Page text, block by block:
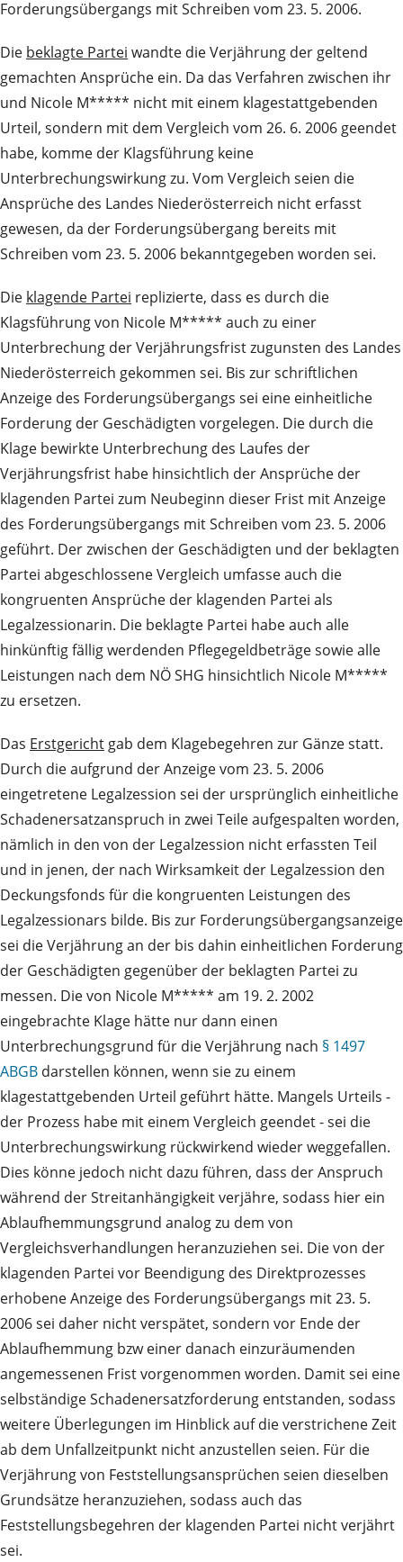
Forderungsübergangs mit Schreiben vom 23. 5. 2006.
Die beklagte Partei wandte die Verjährung der geltend
gemachten Ansprüche ein. Da das Verfahren zwischen ihr
und Nicole M***** nicht mit einem klagestattgebenden
Urteil, sondern mit dem Vergleich vom 26. 6. 2006 geendet
habe, komme der Klagsführung keine
Unterbrechungswirkung zu. Vom Vergleich seien die
Ansprüche des Landes Niederösterreich nicht erfasst
gewesen, da der Forderungsübergang bereits mit
Schreiben vom 23. 5. 2006 bekanntgegeben worden sei.
Die klagende Partei replizierte, dass es durch die
Klagsführung von Nicole M***** auch zu einer
Unterbrechung der Verjährungsfrist zugunsten des Landes
Niederösterreich gekommen sei. Bis zur schriftlichen
Anzeige des Forderungsübergangs sei eine einheitliche
Forderung der Geschädigten vorgelegen. Die durch die
Klage bewirkte Unterbrechung des Laufes der
Verjährungsfrist habe hinsichtlich der Ansprüche der
klagenden Partei zum Neubeginn dieser Frist mit Anzeige
des Forderungsübergangs mit Schreiben vom 23. 5. 2006
geführt. Der zwischen der Geschädigten und der beklagten
Partei abgeschlossene Vergleich umfasse auch die
kongruenten Ansprüche der klagenden Partei als
Legalzessionarin. Die beklagte Partei habe auch alle
hinkünftig fällig werdenden Pflegegeldbeträge sowie alle
Leistungen nach dem NÖ SHG hinsichtlich Nicole M*****
zu ersetzen.
Das Erstgericht gab dem Klagebegehren zur Gänze statt.
Durch die aufgrund der Anzeige vom 23. 5. 2006
eingetretene Legalzession sei der ursprünglich einheitliche
Schadenersatzanspruch in zwei Teile aufgespalten worden,
nämlich in den von der Legalzession nicht erfassten Teil
und in jenen, der nach Wirksamkeit der Legalzession den
Deckungsfonds für die kongruenten Leistungen des
Legalzessionars bilde. Bis zur Forderungsübergangsanzeige
sei die Verjährung an der bis dahin einheitlichen Forderung
der Geschädigten gegenüber der beklagten Partei zu
messen. Die von Nicole M***** am 19. 2. 2002
eingebrachte Klage hätte nur dann einen
Unterbrechungsgrund für die Verjährung nach § 1497
ABGB darstellen können, wenn sie zu einem
klagestattgebenden Urteil geführt hätte. Mangels Urteils -
der Prozess habe mit einem Vergleich geendet - sei die
Unterbrechungswirkung rückwirkend wieder weggefallen.
Dies könne jedoch nicht dazu führen, dass der Anspruch
während der Streitanhängigkeit verjähre, sodass hier ein
Ablaufhemmungsgrund analog zu dem von
Vergleichsverhandlungen heranzuziehen sei. Die von der
klagenden Partei vor Beendigung des Direktprozesses
erhobene Anzeige des Forderungsübergangs mit 23. 5.
2006 sei daher nicht verspätet, sondern vor Ende der
Ablaufhemmung bzw einer danach einzuräumenden
angemessenen Frist vorgenommen worden. Damit sei eine
selbständige Schadenersatzforderung entstanden, sodass
weitere Überlegungen im Hinblick auf die verstrichene Zeit
ab dem Unfallzeitpunkt nicht anzustellen seien. Für die
Verjährung von Feststellungsansprüchen seien dieselben
Grundsätze heranzuziehen, sodass auch das
Feststellungsbegehren der klagenden Partei nicht verjährt
sei.